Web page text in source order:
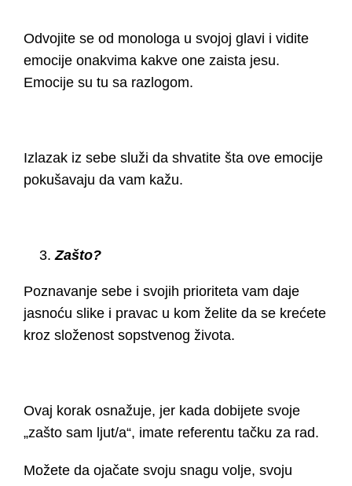
Odvojite se od monologa u svojoj glavi i vidite
emocije onakvima kakve one zaista jesu.
Emocije su tu sa razlogom.
Izlazak iz sebe služi da shvatite šta ove emocije
pokušavaju da vam kažu.
Zašto?
Poznavanje sebe i svojih prioriteta vam daje
jasnoću slike i pravac u kom želite da se krećete
kroz složenost sopstvenog života.
Ovaj korak osnažuje, jer kada dobijete svoje
„zašto sam ljut/a“, imate referentu tačku za rad.
Možete da ojačate svoju snagu volje, svoju